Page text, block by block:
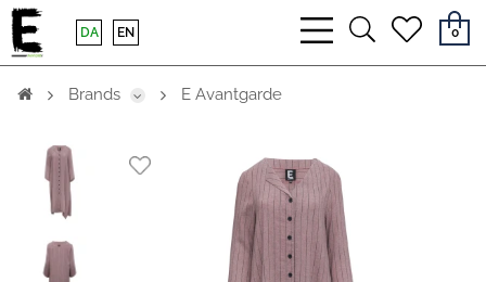
bars
light
searchheart
0
DA EN
Brands E Avantgarde